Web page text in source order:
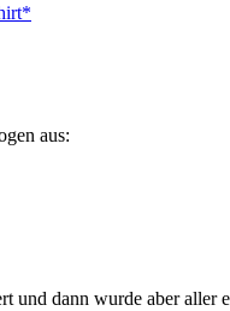
aus:
und dann wurde aber aller